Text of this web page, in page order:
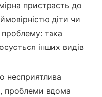
пристрасть до
діти чи
така
інших видів
несприятлива
проблеми вдома